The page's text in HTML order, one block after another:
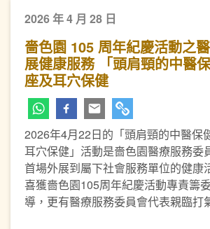
2026 年 4 月 28 日
嗇色園 105 周年紀慶活動之
展健康服務 「頭肩頸的中醫
座及耳穴保健
2026年4月22日的「頭肩頸的中醫保
耳穴保健」活動是嗇色園醫療服務委
首場外展到屬下社會服務單位的健康
喜獲嗇色園105周年紀慶活動專責籌
導，更有醫療服務委員會代表親臨打